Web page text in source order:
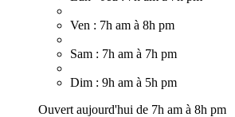
Ven : 7h am à 8h pm
Sam : 7h am à 7h pm
Dim : 9h am à 5h pm
Ouvert aujourd'hui de 7h am à 8h pm